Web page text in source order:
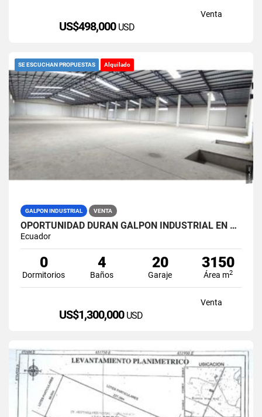
Venta
US$498,000 USD
SE ESCUCHAN PROPUESTAS Alquilado
GALPON INDUSTRIAL VENTA
OPORTUNIDAD DURAN GALPON INDUSTRIAL EN VENTA LAS BRISAS
Ecuador
0
Dormitorios
4
Baños
20
Garaje
3150
Área m2
Venta
US$1,300,000 USD